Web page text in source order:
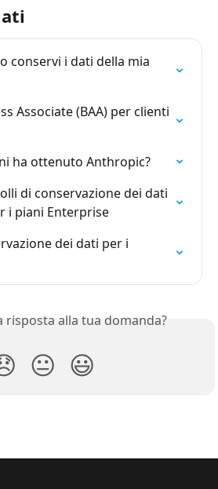
conservi i dati della mia
Associate (BAA) per clienti
ha ottenuto Anthropic?
di conservazione dei dati
i piani Enterprise
dei dati per i
risposta alla tua domanda?
😐 😃